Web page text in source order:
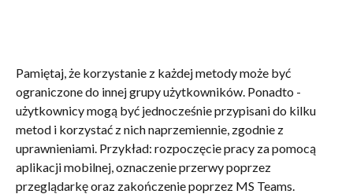
Pamiętaj, że korzystanie z każdej metody może być
ograniczone do innej grupy użytkowników. Ponadto -
użytkownicy mogą być jednocześnie przypisani do kilku
metod i korzystać z nich naprzemiennie, zgodnie z
uprawnieniami. Przykład: rozpoczęcie pracy za pomocą
aplikacji mobilnej, oznaczenie przerwy poprzez
przeglądarkę oraz zakończenie poprzez MS Teams.